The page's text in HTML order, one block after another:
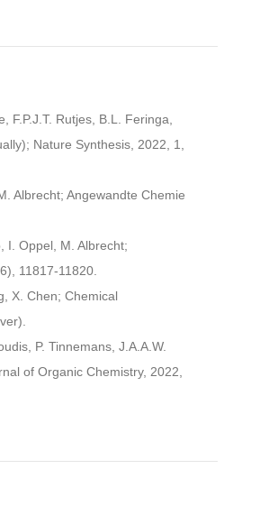
F.P.J.T. Rutjes, B.L. Feringa,
Nature Synthesis, 2022, 1,
Albrecht; Angewandte Chemie
I. Oppel, M. Albrecht;
11817-11820.
X. Chen; Chemical
P. Tinnemans, J.A.A.W.
of Organic Chemistry, 2022,
of Inclusion Phenomena and